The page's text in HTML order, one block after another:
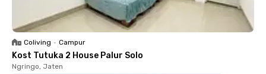
Coliving • Campur
Kost Tutuka 2 House Palur Solo
Ngringo, Jaten